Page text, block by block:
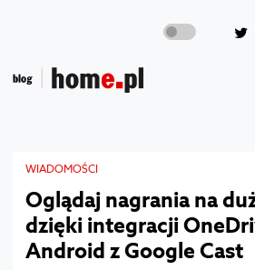
WIADOMOŚCI
Oglądaj nagrania na
dzięki integracji
Android z Google Cast